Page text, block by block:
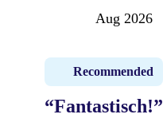
Aug 2026
Recommended
“Fantastisch!”